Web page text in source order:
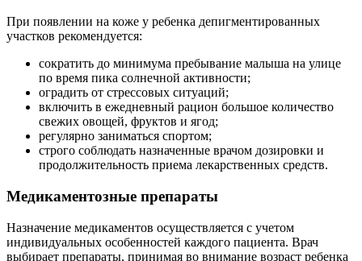
При появлении на коже у ребенка депигментированных
участков рекомендуется:
сократить до минимума пребывание малыша на улице
по время пика солнечной активности;
оградить от стрессовых ситуаций;
включить в ежедневный рацион большое количество
свежих овощей, фруктов и ягод;
регулярно заниматься спортом;
строго соблюдать назначенные врачом дозировки и
продолжительность приема лекарственных средств.
Медикаментозные препараты
Назначение медикаментов осуществляется с учетом
индивидуальных особенностей каждого пациента. Врач
выбирает препараты, принимая во внимание возраст ребенка